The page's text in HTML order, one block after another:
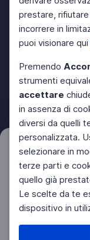
prestare,
incorrere in
puoi visionare qui
Premendo
strumenti
accettare
in assenza di
diversi da quelli
personalizzata.
selezionare in
terze parti e
quello già
Le scelte da te
dispositivo in
Filtri